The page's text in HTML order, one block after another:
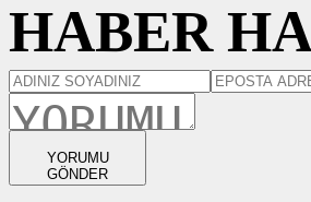
HABER
YORUMU
GÖNDER